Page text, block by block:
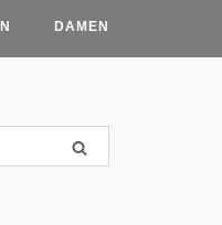
DAMEN